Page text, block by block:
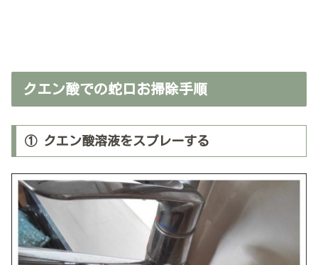
クエン酸での蛇口お掃除手順
① クエン酸溶液をスプレーする